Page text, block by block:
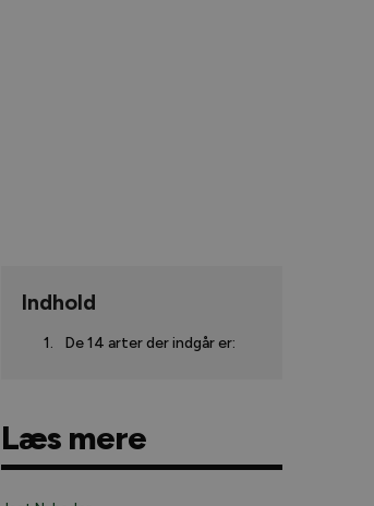
Indhold
De 14 arter der indgår er:
Læs mere